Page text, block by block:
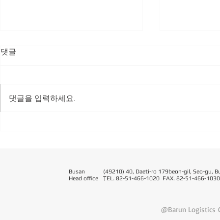
댓글
댓글을 입력하세요.
Busan
Head office
(49210) 40, Daeti-ro 179beon-gil, Seo-gu,
TEL. 82-51-466-1020 FAX. 82-51-466-1030
@Barun Logistics